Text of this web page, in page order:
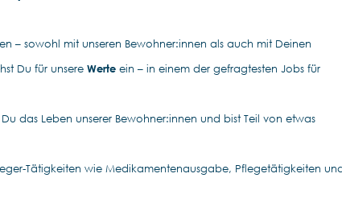
– sowohl mit unseren Bewohner:innen als auch mit Deinen
Du für unsere Werte ein – in einem der gefragtesten Jobs für
das Leben unserer Bewohner:innen und bist Teil von etwas
Tätigkeiten wie Medikamentenausgabe, Pflegetätigkeiten